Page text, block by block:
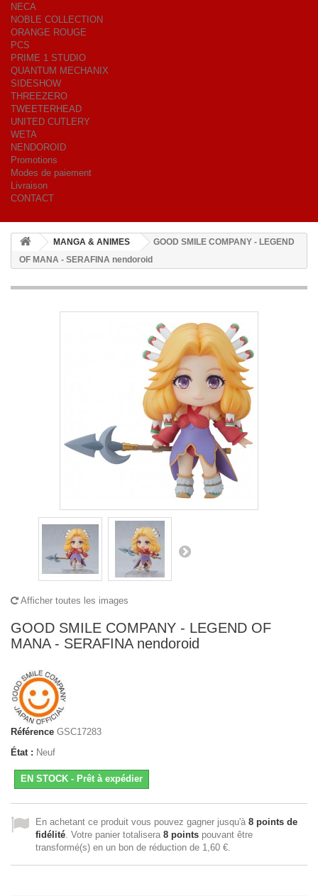
NECA
NOBLE COLLECTION
ORANGE ROUGE
PCS
PRIME 1 STUDIO
QUANTUM MECHANIX
SIDESHOW
THREEZERO
TWEETERHEAD
UNITED CUTLERY
WETA
NENDOROID
Promotions
Modes de paiement
Livraison
CONTACT
MANGA & ANIMES
GOOD SMILE COMPANY - LEGEND
OF MANA - SERAFINA nendoroid
Afficher toutes les images
GOOD SMILE COMPANY - LEGEND OF
MANA - SERAFINA nendoroid
Référence GSC17283
État : Neuf
EN STOCK - Prêt à expédier
En achetant ce produit vous pouvez gagner jusqu'à 8 points de
fidélité . Votre panier totalisera 8 points pouvant être
transformé(s) en un bon de réduction de 1,60 €